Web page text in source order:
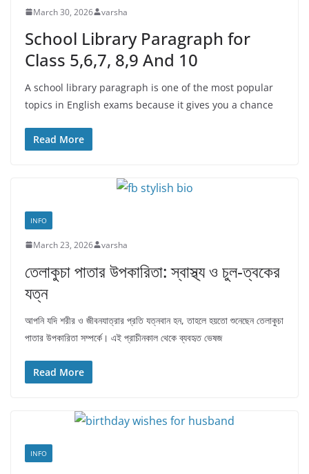
March 30, 2026 varsha
School Library Paragraph for
Class 5,6,7, 8,9 And 10
A school library paragraph is one of the most popular
topics in English exams because it gives you a chance
Read More
INFO
March 23, 2026 varsha
তেলাকুচা পাতার উপকারিতা: স্বাস্থ্য ও চুল‑ত্বকের
যত্ন
আপনি যদি শরীর ও জীবনযাত্রার প্রতি যত্নবান হন, তাহলে হয়তো শুনেছেন তেলাকুচা
পাতার উপকারিতা সম্পর্কে। এই প্রাচীনকাল থেকে ব্যবহৃত ভেষজ
Read More
INFO